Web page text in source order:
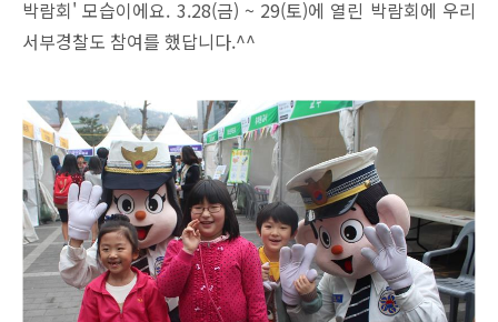
박람회' 모습이에요. 3.28(금) ~ 29(토)에 열린 박람회에 우리
서부경찰도 참여를 했답니다.^^